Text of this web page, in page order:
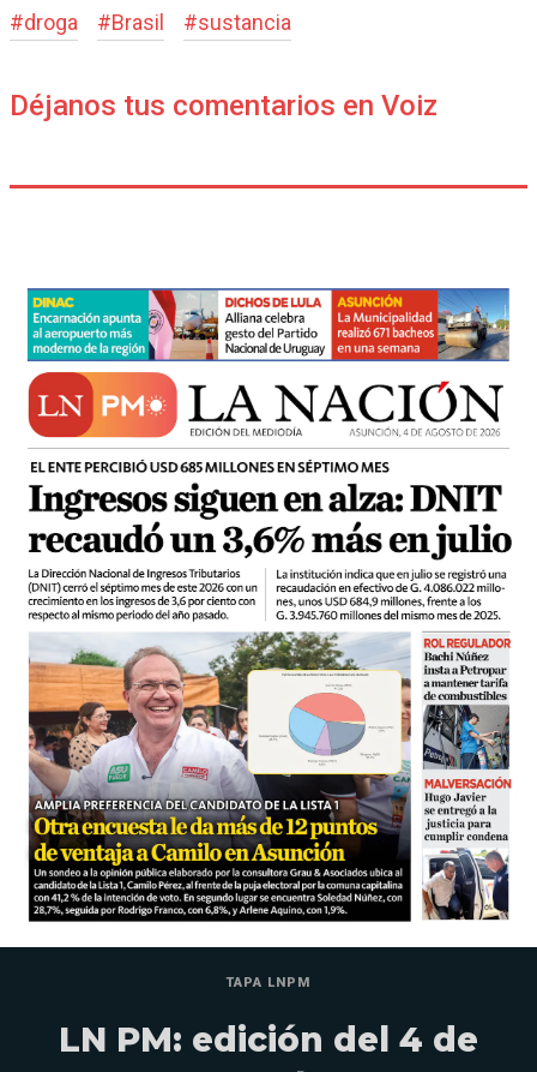
#droga #Brasil #sustancia
Déjanos tus comentarios en Voiz
TAPA LNPM
LN PM: edición del 4 de